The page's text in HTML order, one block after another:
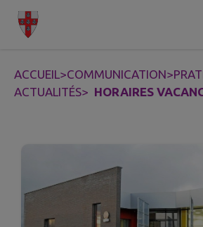
Contenu
ACCUEIL>COMMUNICATION>
ACTUALITÉS> HORAIRES